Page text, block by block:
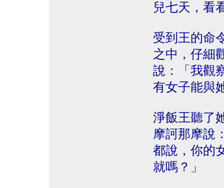
兒七天，看
受到王的命
之中，仔細
說：「我觀
有女子能與
淨飯王聽了
摩訶那摩說
都說，你的
就嗎？」